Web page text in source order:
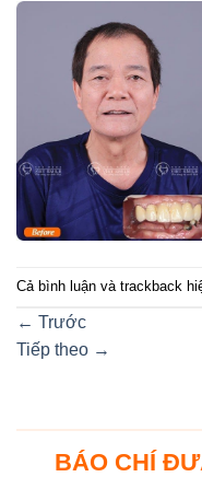
Cả bình luận và trackback
← Trước
Tiếp theo →
BÁO CHÍ